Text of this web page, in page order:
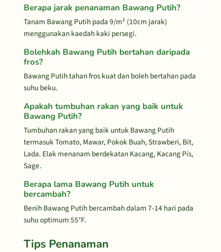
Berapa jarak penanaman Bawang Putih?
Tanam Bawang Putih pada 9/m² (10cm jarak)
menggunakan kaedah kaki persegi.
Bolehkah Bawang Putih bertahan daripada
fros?
Bawang Putih tahan fros kuat dan boleh bertahan pada
suhu beku.
Apakah tumbuhan rakan yang baik untuk
Bawang Putih?
Tumbuhan rakan yang baik untuk Bawang Putih
termasuk Tomato, Mawar, Pokok Buah, Strawberi, Bit,
Lada. Elak menanam berdekatan Kacang, Kacang Pis,
Sage.
Berapa lama Bawang Putih untuk
bercambah?
Benih Bawang Putih bercambah dalam 7-14 hari pada
suhu optimum 55°F.
Tips Penanaman